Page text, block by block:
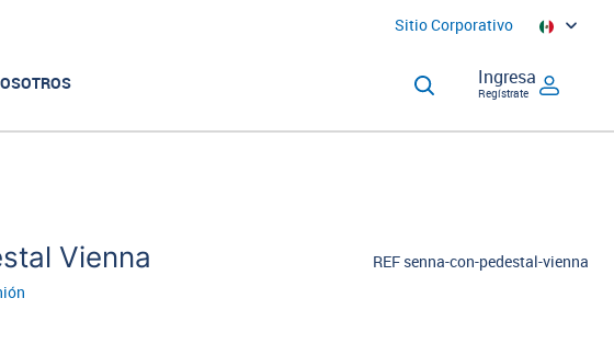
Sitio Corporativo
Ingresa
Regístrate
Vienna
REF senna-con-pedestal-vienna